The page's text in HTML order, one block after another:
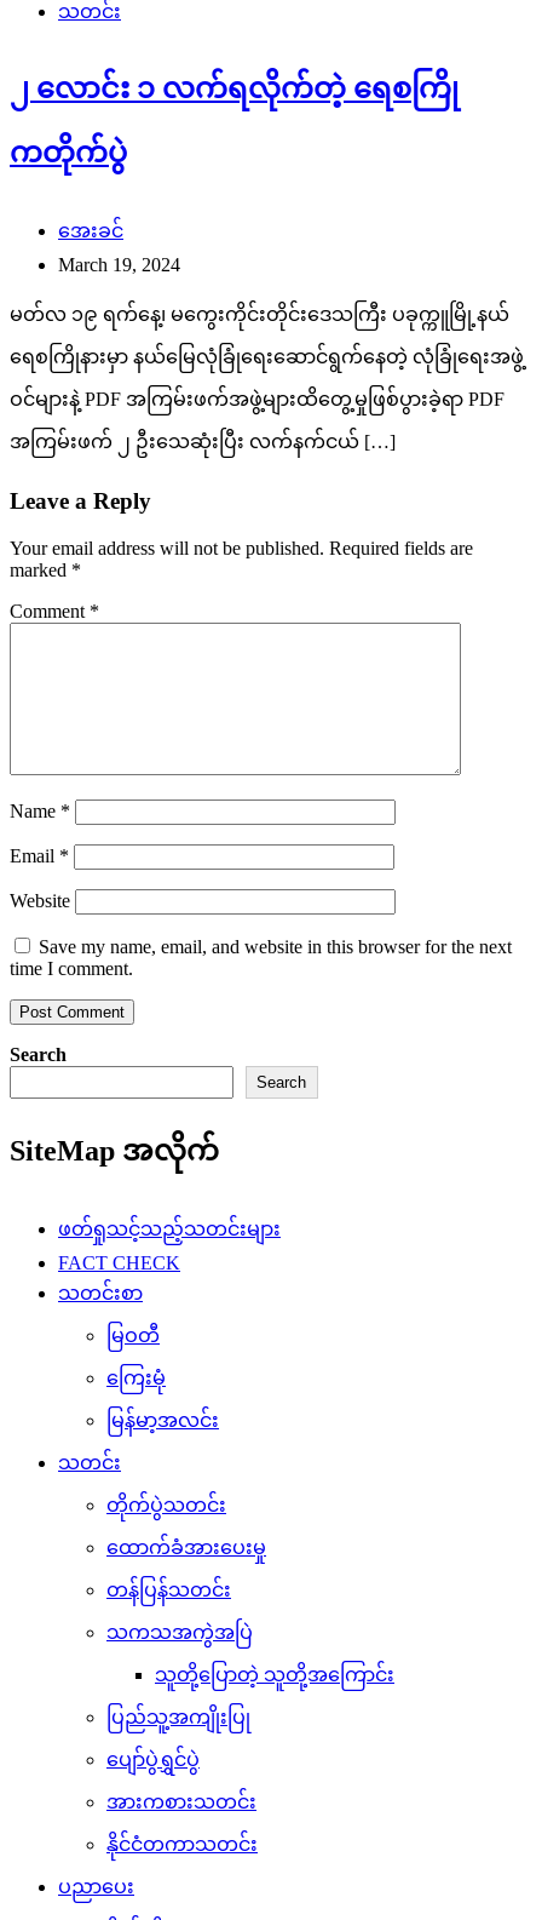
သတင်း
၂ လောင်း ၁ လက်ရလိုက်တဲ့ ရေစကြို
ကတိုက်ပွဲ
အေးခင်
March 19, 2024
မတ်လ ၁၉ ရက်နေ့၊ မကွေးကိုင်းတိုင်းဒေသကြီး ပခုက္ကူမြို့နယ်
ရေစကြိုနားမှာ နယ်မြေလုံခြုံရေးဆောင်ရွက်နေတဲ့ လုံခြုံရေးအဖွဲ့
ဝင်များနဲ့ PDF အကြမ်းဖက်အဖွဲ့များထိတွေ့မှုဖြစ်ပွားခဲ့ရာ PDF
အကြမ်းဖက် ၂ ဦးသေဆုံးပြီး လက်နက်ငယ် […]
Leave a Reply
Your email address will not be published. Required fields are
marked *
Comment *
Name *
Email *
Website
Save my name, email, and website in this browser for the next
time I comment.
Search
Search
SiteMap အလိုက်
ဖတ်ရှုသင့်သည့်သတင်းများ
FACT CHECK
သတင်းစာ
မြဝတီ
ကြေးမုံ
မြန်မာ့အလင်း
သတင်း
တိုက်ပွဲသတင်း
ထောက်ခံအားပေးမှု
တန်ပြန်သတင်း
သကသအကွဲအပြဲ
သူတို့ပြောတဲ့ သူတို့အကြောင်း
ပြည်သူ့အကျိုးပြု
ပျော်ပွဲရွှင်ပွဲ
အားကစားသတင်း
နိုင်ငံတကာသတင်း
ပညာပေး